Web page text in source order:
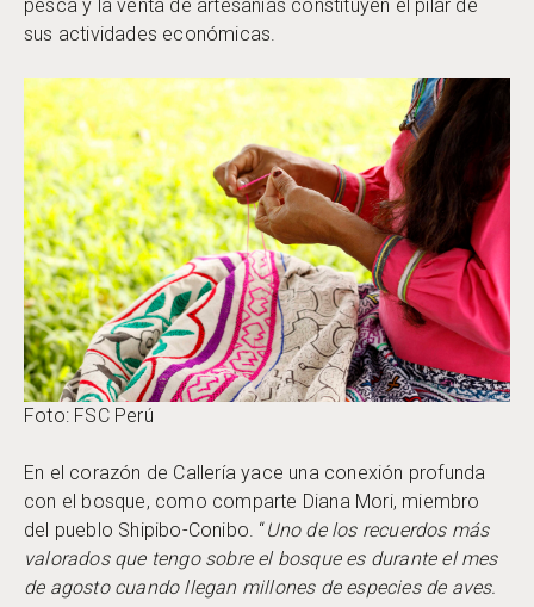
pesca y la venta de artesanías constituyen el pilar de
sus actividades económicas.
Foto: FSC Perú
En el corazón de Callería yace una conexión profunda
con el bosque, como comparte Diana Mori, miembro
del pueblo Shipibo-Conibo. “Uno de los recuerdos más
valorados que tengo sobre el bosque es durante el mes
de agosto cuando llegan millones de especies de aves.